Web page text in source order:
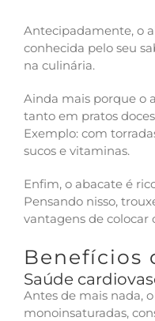
Antecipadamente, o
conhecida pelo seu
na culinária.
Ainda mais porque o
tanto em pratos
Exemplo: com
sucos e vitaminas.
Enfim, o abacate é
Pensando nisso,
vantagens de colocar
Benefícios
Saúde
Antes de mais nada,
monoinsaturadas,